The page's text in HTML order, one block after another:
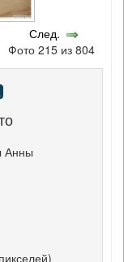
След.
Фото 215 из 804
Анны